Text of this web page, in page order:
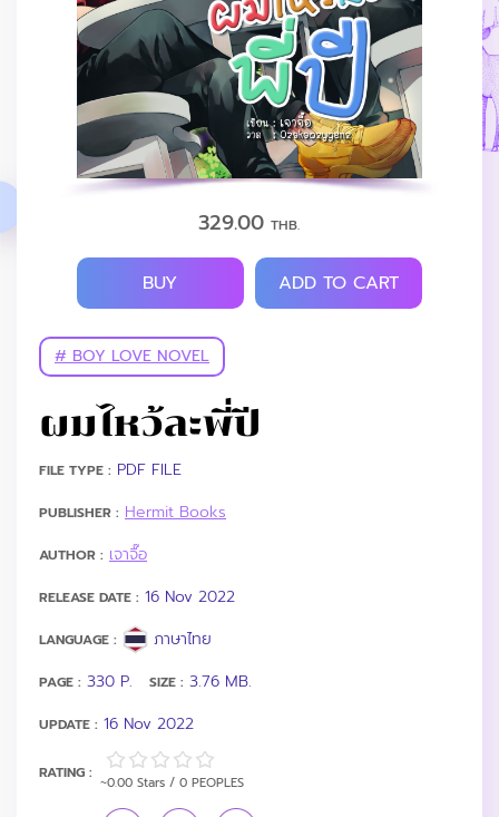
329.00THB.
BUY ADD TO CART
# BOY LOVE NOVEL
ผมไหว้ละพี่ปี
FILE TYPE : PDF FILE
PUBLISHER : Hermit Books
AUTHOR : เจาจื๊อ
RELEASE DATE : 16 Nov 2022
LANGUAGE : ภาษาไทย
PAGE : 330 P. SIZE : 3.76 MB.
UPDATE : 16 Nov 2022
RATING :
~0.00 Stars / 0 PEOPLES